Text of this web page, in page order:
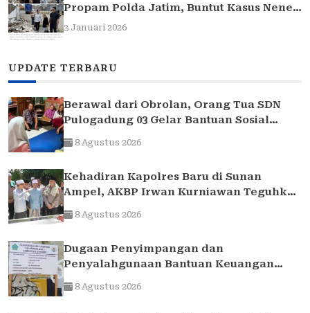
Propam Polda Jatim, Buntut Kasus Nenek
Elina
3 Januari 2026
UPDATE TERBARU
Berawal dari Obrolan, Orang Tua SDN
Pulogadung 03 Gelar Bantuan Sosial
untuk Siswa yang Membutuhkan
8 Agustus 2026
Kehadiran Kapolres Baru di Sunan
Ampel, AKBP Irwan Kurniawan Teguhkan
Sinergi Polri dan Ulama
8 Agustus 2026
Dugaan Penyimpangan dan
Penyalahgunaan Bantuan Keuangan
Desa Tropodo . Kec Waru . Kab . Sidoarjo
8 Agustus 2026